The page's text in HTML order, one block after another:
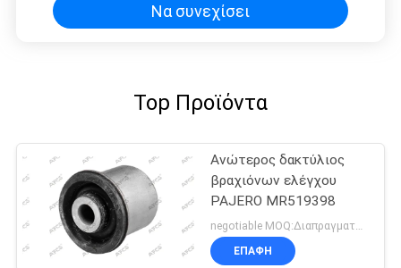
Να συνεχίσει
Top Προϊόντα
Ανώτερος δακτύλιος
βραχιόνων ελέγχου
PAJERO MR519398
ΕΠΑΦΉ